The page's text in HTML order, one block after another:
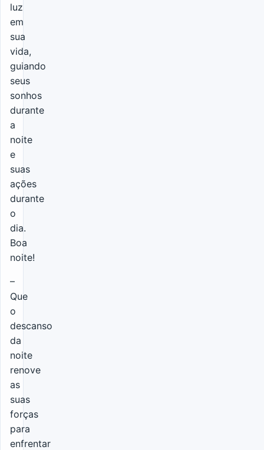
luz
em
sua
vida,
guiando
seus
sonhos
durante
a
noite
e
suas
ações
durante
o
dia.
Boa
noite!
–
Que
o
descanso
da
noite
renove
as
suas
forças
para
enfrentar